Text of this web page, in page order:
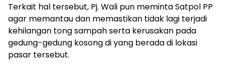
Terkait hal tersebut, Pj. Wali pun meminta Satpol PP
agar memantau dan memastikan tidak lagi terjadi
kehilangan tong sampah serta kerusakan pada
gedung-gedung kosong di yang berada di lokasi
pasar tersebut.